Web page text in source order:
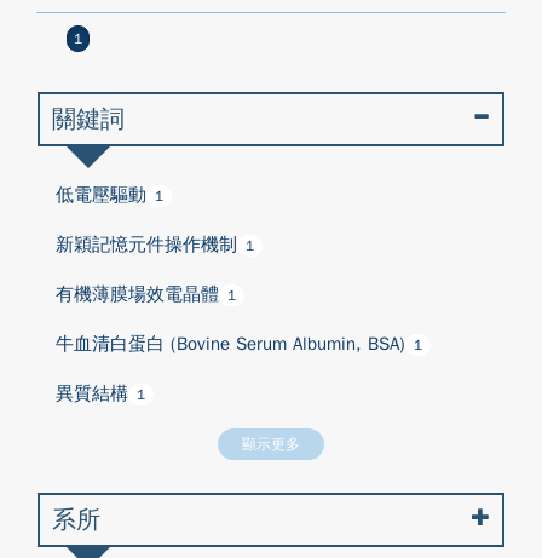
1
關鍵詞
低電壓驅動 1
新穎記憶元件操作機制 1
有機薄膜場效電晶體 1
牛血清白蛋白 (Bovine Serum Albumin, BSA) 1
異質結構 1
顯示更多
系所